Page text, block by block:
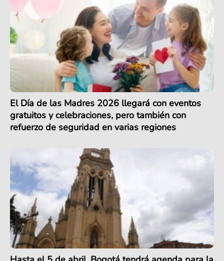
El Día de las Madres 2026 llegará con eventos
gratuitos y celebraciones, pero también con
refuerzo de seguridad en varias regiones